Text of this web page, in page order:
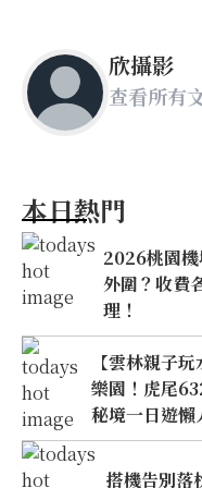
欣攝影
查看所有
本日熱門
2026桃園
外圍？收費
理！
【雲林親子
樂園！虎尾
秘境一日遊懶
搭機告別落